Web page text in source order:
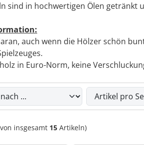
sind in hochwertigen Ölen getränkt
auch wenn die Hölzer schön
in Euro-Norm, keine
die nachfolgenden Artikel
insgesamt 15 Artikeln)